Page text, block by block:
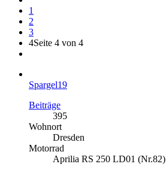
1
2
3
4Seite 4 von 4
Spargel19
Beiträge
395
Wohnort
Dresden
Motorrad
Aprilia RS 250 LD01 (Nr.82)